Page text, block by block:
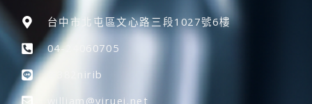
台中市北屯區文心路三段1027號6樓
04-24060705
@382nirib
william@yiruei.net